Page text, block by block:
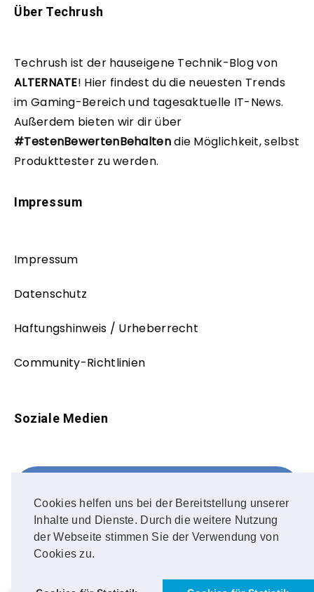
Cookies helfen uns bei der Bereitstellung unserer
Inhalte und Dienste. Durch die weitere Nutzung
der Webseite stimmen Sie der Verwendung von
Cookies zu.
Über Techrush
Techrush ist der hauseigene Technik-Blog von
ALTERNATE! Hier findest du die neuesten Trends
im Gaming-Bereich und tagesaktuelle IT-News.
Außerdem bieten wir dir über
#TestenBewertenBehaltendie Möglichkeit, selbst
Produkttester zu werden.
Impressum
Impressum
Datenschutz
Haftungshinweis / Urheberrecht
Community-Richtlinien
Soziale Medien
FOLLOW ME!
Instagram
OUR PHOTOS!